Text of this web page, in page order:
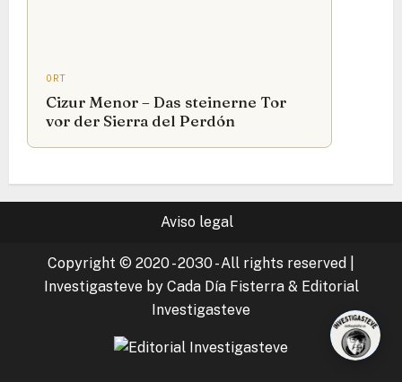
ORT
Cizur Menor – Das steinerne Tor
vor der Sierra del Perdón
Aviso legal
Copyright © 2020 - 2030 - All rights reserved
Investigasteve by Cada Día Fisterra & Editorial
Investigasteve